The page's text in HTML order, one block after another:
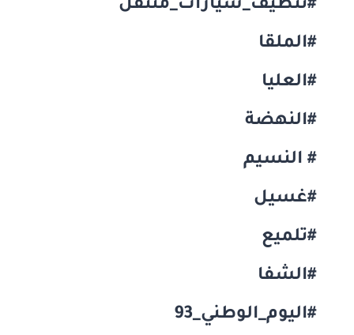
#تنظيف_سيارات_متنقل
#الملقا
#العليا
#النهضة
# النسيم
#غسيل
#تلميع
#الشفا
#اليوم_الوطني_93